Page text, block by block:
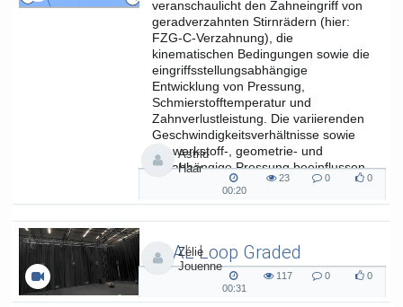
veranschaulicht den Zahneingriff von
geradverzahnten Stirnrädern (hier:
FZG-C-Verzahnung), die
kinematischen Bedingungen sowie die
eingriffsstellungsabhängige
Entwicklung von Pressung,
Schmierstofftemperatur und
Zahnverlustleistung. Die variierenden
Geschwindigkeitsverhältnisse sowie
die werkstoff-, geometrie- und
lastabhängige Pressung beeinflussen
Astrid
Haar
00:20
00:20
23
views
0
Kommentare
0
likes
SAAL Loop Graded
SAAL Musikinformatik
Zélie
Jouenne
00:31
00:31
117
views
0
Kommentare
0
likes